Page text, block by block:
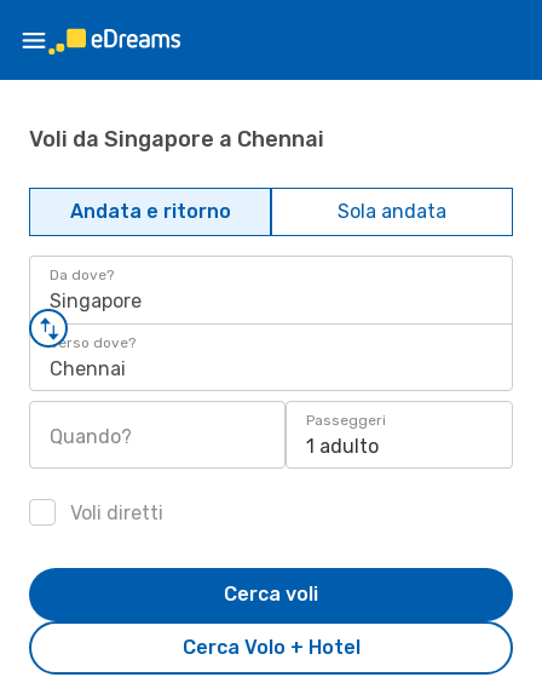
Voli da Singapore a Chennai
Andata e ritorno Sola andata
Da dove?
Singapore
Verso dove?
Chennai
Quando?
Passeggeri
1 adulto
Voli diretti
Cerca Volo + Hotel
Cerca voli